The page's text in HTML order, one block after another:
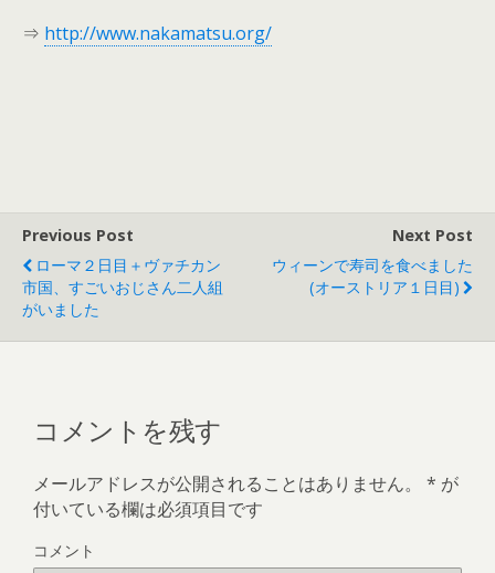
⇒ http://www.nakamatsu.org/
Previous Post
ローマ２日目＋ヴァチカン
市国、すごいおじさん二人組
がいました
Next Post
ウィーンで寿司を食べました
(オーストリア１日目)
コメントを残す
メールアドレスが公開されることはありません。 * が
付いている欄は必須項目です
コメント